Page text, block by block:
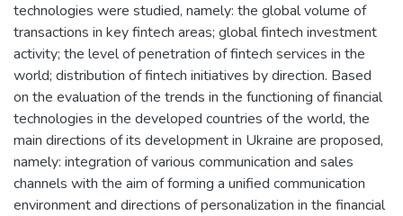
technologies were studied, namely: the global volume of
transactions in key fintech areas; global fintech investment
activity; the level of penetration of fintech services in the
world; distribution of fintech initiatives by direction. Based
on the evaluation of the trends in the functioning of financial
technologies in the developed countries of the world, the
main directions of its development in Ukraine are proposed,
namely: integration of various communication and sales
channels with the aim of forming a unified communication
environment and directions of personalization in the financial